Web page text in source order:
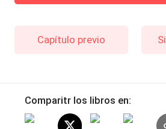
Capítulo previo
Comparitr los libros en: